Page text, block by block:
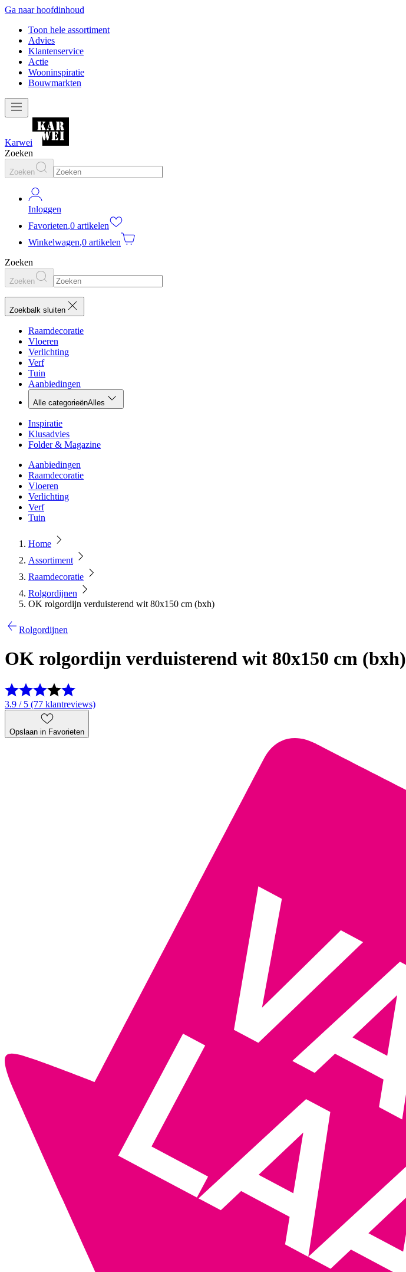
Ga naar hoofdinhoud
Toon hele assortiment
Advies
Klantenservice
Actie
Wooninspiratie
Bouwmarkten
Karwei
Zoeken
Zoeken
Inloggen
Favorieten,0 artikelen
Winkelwagen,0 artikelen
Zoeken
Zoeken
Zoekbalk sluiten
Raamdecoratie
Vloeren
Verlichting
Verf
Tuin
Aanbiedingen
Alle categorieënAlles
Inspiratie
Klusadvies
Folder & Magazine
Aanbiedingen
Raamdecoratie
Vloeren
Verlichting
Verf
Tuin
Home
Assortiment
Raamdecoratie
Rolgordijnen
OK rolgordijn verduisterend wit 80x150 cm (bxh)
Rolgordijnen
OK rolgordijn verduisterend wit 80x150 cm (bxh)
3.9 / 5 (77 klantreviews)
Opslaan in Favorieten